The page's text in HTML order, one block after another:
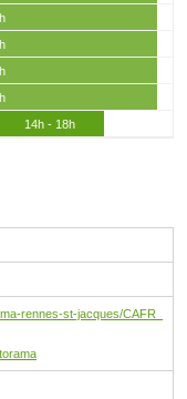
14h - 18h
rennes-st-jacques/CAFR_